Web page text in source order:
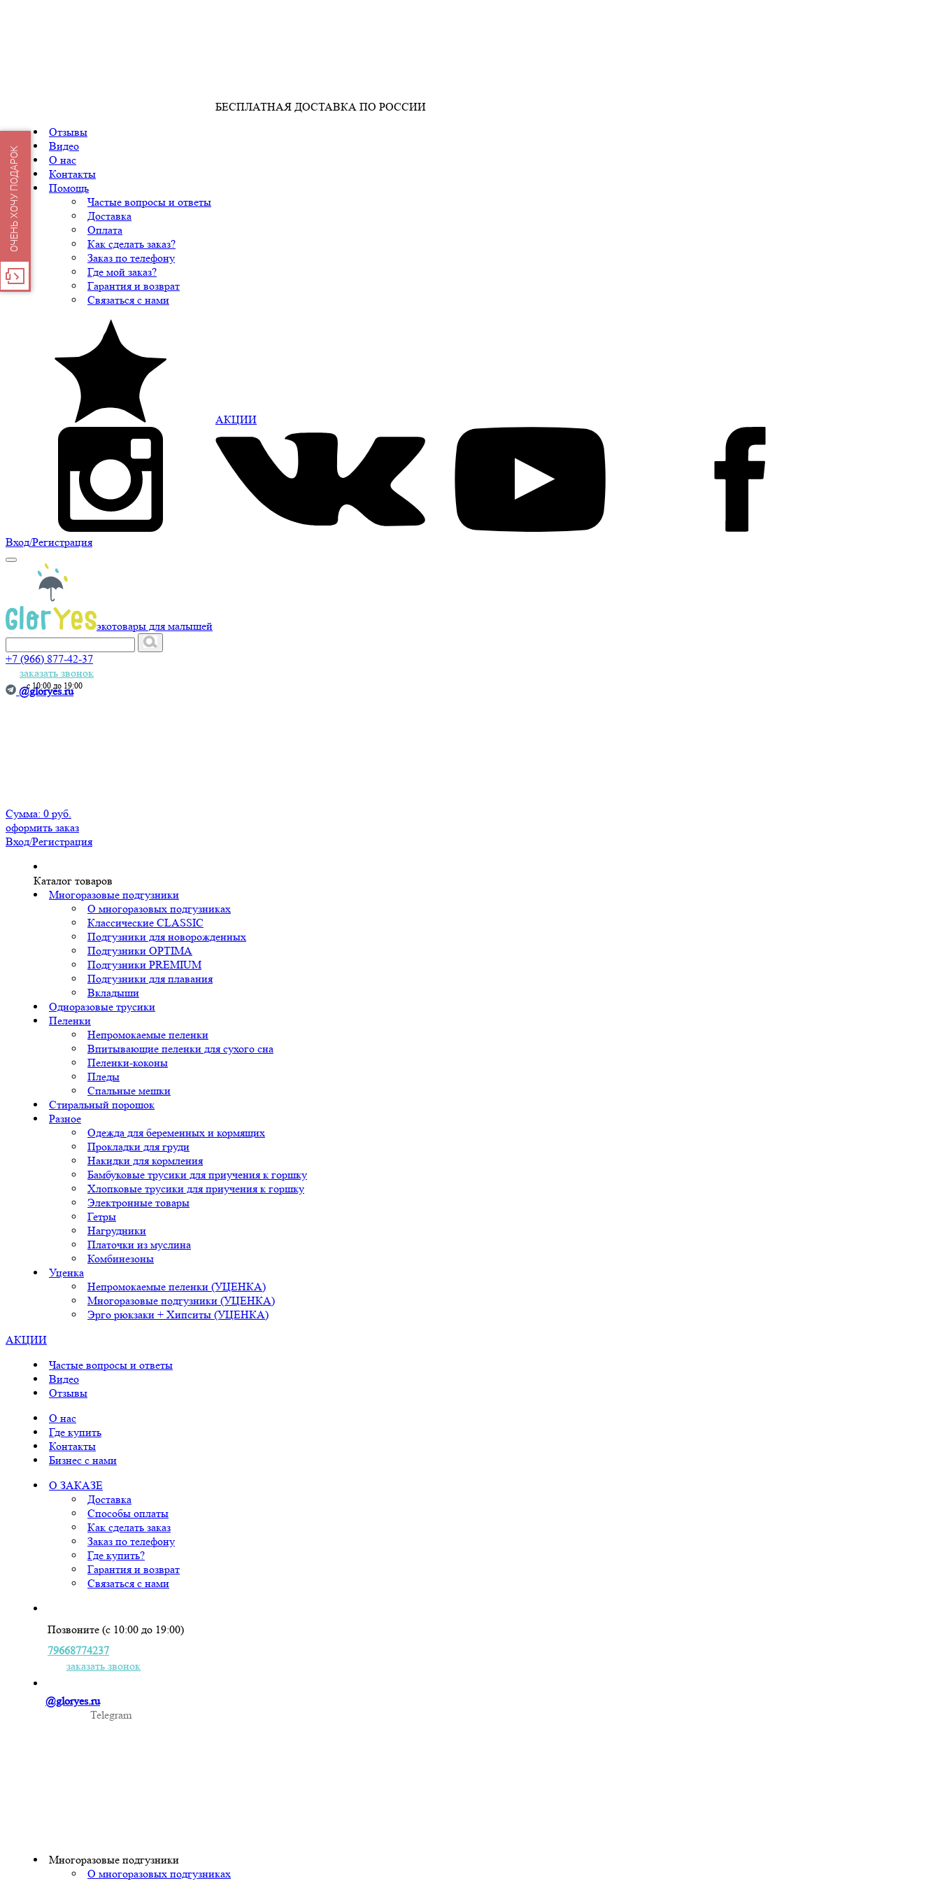
БЕСПЛАТНАЯ ДОСТАВКА ПО РОССИИ
Отзывы
Видео
О нас
Контакты
Помощь
Частые вопросы и ответы
Доставка
Оплата
Как сделать заказ?
Заказ по телефону
Где мой заказ?
Гарантия и возврат
Связаться с нами
АКЦИИ
Вход/Регистрация
экотовары для малышей
+7 (966) 877-42-37
заказать звонок
с 10:00 до 19:00
@gloryes.ru
Сумма: 0 руб.
оформить заказ
Вход/Регистрация
Каталог товаров
Многоразовые подгузники
О многоразовых подгузниках
Классические CLASSIC
Подгузники для новорожденных
Подгузники OPTIMA
Подгузники PREMIUM
Подгузники для плавания
Вкладыши
Одноразовые трусики
Пеленки
Непромокаемые пеленки
Впитывающие пеленки для сухого сна
Пеленки-коконы
Пледы
Спальные мешки
Стиральный порошок
Разное
Одежда для беременных и кормящих
Прокладки для груди
Накидки для кормления
Бамбуковые трусики для приучения к горшку
Хлопковые трусики для приучения к горшку
Электронные товары
Гетры
Нагрудники
Платочки из муслина
Комбинезоны
Уценка
Непромокаемые пеленки (УЦЕНКА)
Многоразовые подгузники (УЦЕНКА)
Эрго рюкзаки + Хипситы (УЦЕНКА)
АКЦИИ
Частые вопросы и ответы
Видео
Отзывы
О нас
Где купить
Контакты
Бизнес с нами
О ЗАКАЗЕ
Доставка
Способы оплаты
Как сделать заказ
Заказ по телефону
Где купить?
Гарантия и возврат
Связаться с нами
Позвоните (с 10:00 до 19:00)
79668774237
заказать звонок
@gloryes.ru
Telegram
Многоразовые подгузники
О многоразовых подгузниках
ОЧЕНЬ ХОЧУ ПОДАРОК